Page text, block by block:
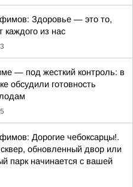
Здоровье — это то,
каждого из нас
— под жесткий контроль: в
обсудили готовность
Дорогие чебоксарцы!.
обновленный двор или
парк начинается с вашей